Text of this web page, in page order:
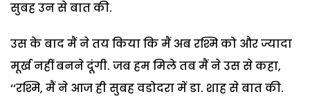
सुबह उन से बात की.
उस के बाद मैं ने तय किया कि मैं अब रश्मि को और ज्यादा
मूर्ख नहीं बनने दूंगी. जब हम मिले तब मैं ने उस से कहा,
‘‘रश्मि, मैं ने आज ही सुबह वडोदरा में डा. शाह से बात की.